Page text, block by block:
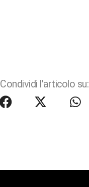
Condividi l'articolo su: